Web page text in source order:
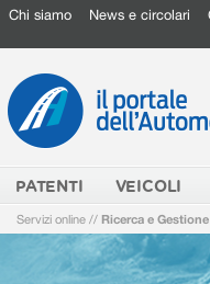
Chi siamo News e circolari
PATENTI VEICOLI
Servizi online // Ricerca e